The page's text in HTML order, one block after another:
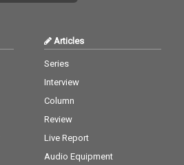
Articles
Series
Interview
Column
Review
Live Report
Audio Equipment